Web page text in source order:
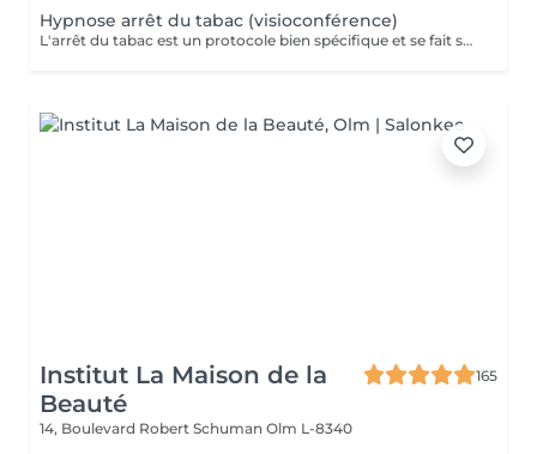
Hypnose arrêt du tabac (visioconférence)
L'arrêt du tabac est un protocole bien spécifique et se fait sur 4 séances. Une séance de suivi est également comprise dans le forfait. Motivé à vous libérer du tabac ? Agissez, reprenez votre vie en main et libérez-vous de ces comportements automatiques. Grâce aux suggestions mentales, l'hypnose offre des résultats spectaculaires.
Institut La Maison de la
Beauté
165
14, Boulevard Robert Schuman Olm L-8340